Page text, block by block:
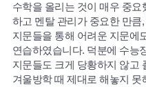
수학을 올리는 것이 매우 중
하고 멘탈 관리가 중요한 만
지문들을 통해 어려운 지문에
연습하였습니다. 덕분에 수능
지문들도 크게 당황하지 않고
겨울방학 때 제대로 해놓지